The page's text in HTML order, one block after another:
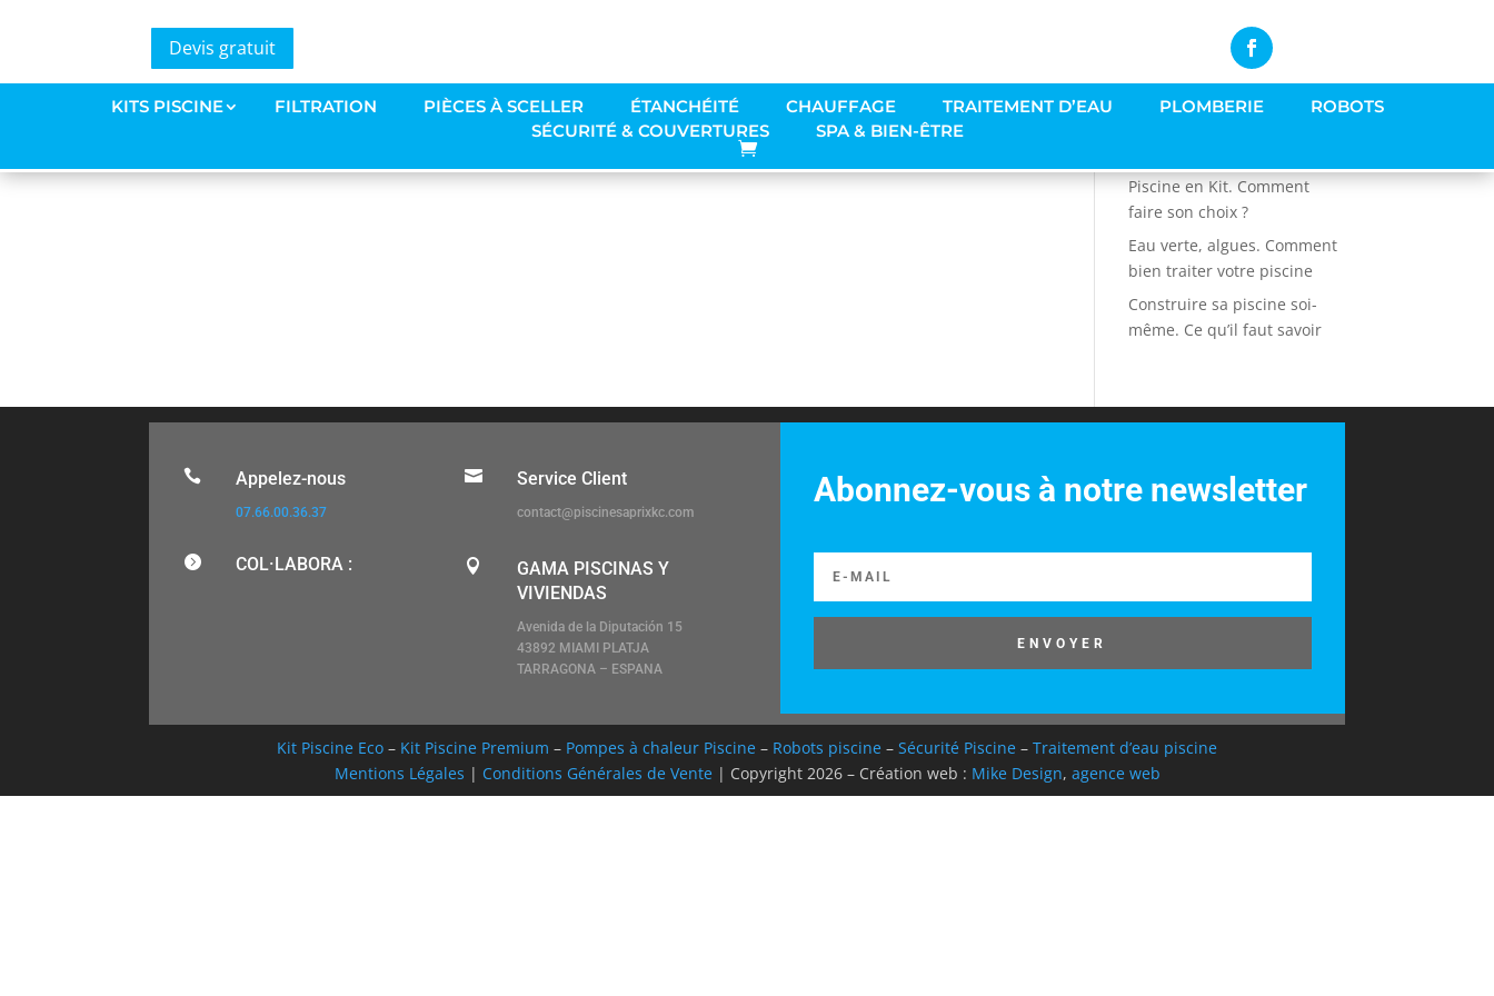
Devis gratuit
KITS PISCINE FILTRATION PIÈCES À SCELLER ÉTANCHÉITÉ CHAUFFAGE TRAITEMENT D’EAU PLOMBERIE
ROBOTS
SÉCURITÉ & COUVERTURES
SPA & BIEN-ÊTRE
sable sensitive
Piscine en Kit. Comment
faire son choix ?
Eau verte, algues. Comment
bien traiter votre piscine
Construire sa piscine soi-
même. Ce qu’il faut savoir
 Appelez-nous
07.66.00.36.37
 COL·LABORA :
 Service Client
contact@piscinesaprixkc.com

GAMA PISCINAS Y
VIVIENDAS
Avenida de la Diputación 15
43892 MIAMI PLATJA
TARRAGONA – ESPANA
Abonnez-vous à notre newsletter
ENVOYER
Kit Piscine Eco – Kit Piscine Premium – Pompes à chaleur Piscine – Robots piscine – Sécurité Piscine – Traitement d’eau piscine
Mentions Légales | Conditions Générales de Vente| Copyright 2026 – Création web : Mike Design, agence web